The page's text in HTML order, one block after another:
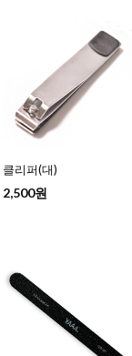
클리퍼(대)
2,500원